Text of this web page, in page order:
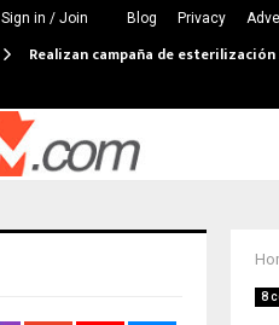
Sign in / Join Blog Privacy
Realizan campaña de
8